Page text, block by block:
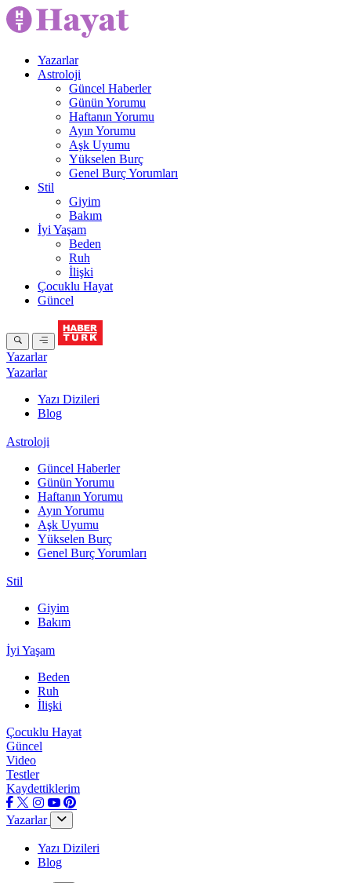
Yazarlar
Astroloji
Güncel Haberler
Günün Yorumu
Haftanın Yorumu
Ayın Yorumu
Aşk Uyumu
Yükselen Burç
Genel Burç Yorumları
Stil
Giyim
Bakım
İyi Yaşam
Beden
Ruh
İlişki
Çocuklu Hayat
Güncel
Yazarlar
Yazarlar
Yazı Dizileri
Blog
Astroloji
Güncel Haberler
Günün Yorumu
Haftanın Yorumu
Ayın Yorumu
Aşk Uyumu
Yükselen Burç
Genel Burç Yorumları
Stil
Giyim
Bakım
İyi Yaşam
Beden
Ruh
İlişki
Çocuklu Hayat
Güncel
Video
Testler
Kaydettiklerim
Yazarlar
Yazı Dizileri
Blog